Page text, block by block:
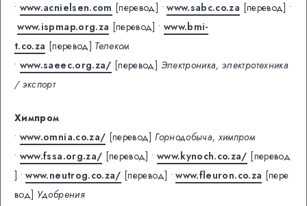
• www.acnielsen.com [перевод] •www.sabc.co.za [перевод] •
www.ispmap.org.za [перевод] • www.bmi-
t.co.za [перевод] Телеком
• www.saeec.org.za/ [перевод] Электроника, электротехника
/ экспорт
Химпром
• www.omnia.co.za/ [перевод] Горнодобыча, химпром
• www.fssa.org.za/ [перевод] • www.kynoch.co.za/ [перевод
] •www.neutrog.co.za/ [перевод] •www.fleuron.co.za [пере
вод] Удобрения